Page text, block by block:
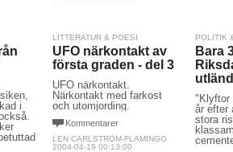
i
LITTERATUR & POESI
UFO närkontakt av
första graden - del 3
UFO närkontakt.
Närkontakt med farkost
och utomjording.
Kommentarer
LEN CARLSTRÖM-FLAMINGO
2004-04-19 00:13:00
POLITIK
Bara
"Klyftor
år efter
stora